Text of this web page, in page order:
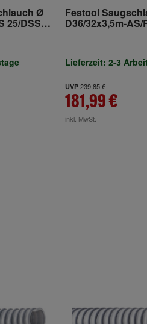
Ø
25/DSS
Festool
D36/32x3,5m-AS/
Lieferzeit: 2-3
UVP239,85 €
181,99 €
inkl. MwSt.